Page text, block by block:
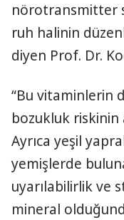
nörotransmitter
ruh halinin
diyen Prof. Dr.
“Bu vitaminlerin
bozukluk riskinin
Ayrıca yeşil
yemişlerde
uyarılabilirlik ve
mineral